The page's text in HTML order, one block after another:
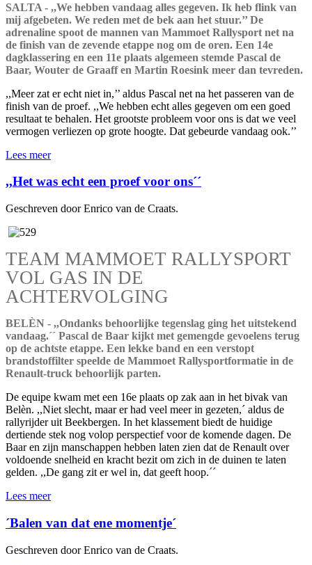
SALTA - ,,We hebben vandaag alles gegeven. Ik heb flink van
mij afgebeten. We reden met de bek aan het stuur.’’ De
adrenaline spoot de mannen van Mammoet Rallysport net na
de finish van de zevende etappe nog om de oren. Een 14e
dagklassering en een 11e plaats algemeen stemde Pascal de
Baar, Wouter de Graaff en Martin Roesink meer dan tevreden.
,,Meer zat er echt niet in,’’ aldus Pascal net na het passeren van de
finish van de proef. ,,We hebben echt alles gegeven om een goed
resultaat te behalen. Het grootste probleem voor ons is dat we veel
vermogen verliezen op grote hoogte. Dat gebeurde vandaag ook.’’
Lees meer
,,Het was echt een proef voor ons´´
Geschreven door Enrico van de Craats.
TEAM MAMMOET RALLYSPORT
VOL GAS IN DE
ACHTERVOLGING
BELÈN - ,,Ondanks behoorlijke tegenslag ging het uitstekend
vandaag.´´ Pascal de Baar kijkt met gemengde gevoelens terug
op de achtste etappe. Een lekke band en een verstopt
brandstoffilter speelde de Mammoet Rallysportformatie in de
Renault-truck behoorlijk parten.
De equipe kwam met een 16e plaats op zak aan in het bivak van
Belèn. ,,Niet slecht, maar er had veel meer in gezeten,´ aldus de
rallyrijder uit Beekbergen. In het klassement biedt de huidige
dertiende stek nog volop perspectief voor de komende dagen. De
Baar en zijn manschappen hebben laten zien dat de Renault over
voldoende snelheid en kracht bezit om zich in de duinen te laten
gelden. ,,De gang zit er wel in, dat geeft hoop.´´
Lees meer
´Balen van dat ene momentje´
Geschreven door Enrico van de Craats.